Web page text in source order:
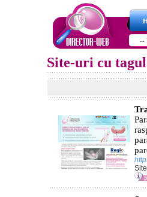
Site-uri cu